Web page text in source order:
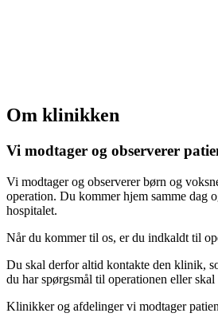
Om klinikken
Vi modtager og observerer
Vi modtager og observerer børn og
operation. Du kommer hjem samme dag
hospitalet.
Når du kommer til os, er du indkaldt til
Du skal derfor altid kontakte den klinik,
du har spørgsmål til operationen eller skal
Klinikker og afdelinger vi modtager